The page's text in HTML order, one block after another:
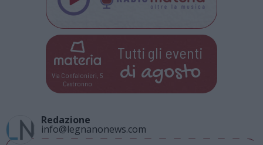
Via Confalonieri, 5
Castronno
Tutti gli eventi
di agosto
Redazione
info@legnanonews.com